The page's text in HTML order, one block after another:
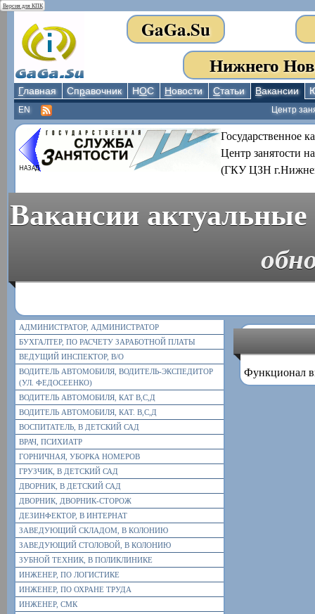
Версия для КПК
GaGa.Su
Нижнего
Главная Справочник НОС Новости Статьи Вакансии
Центр
EN
Государственное
Центр занятости
(ГКУ ЦЗН
Вакансии актуальные
АДМИНИСТРАТОР, АДМИНИСТРАТОР
БУХГАЛТЕР, ПО РАСЧЕТУ ЗАРАБОТНОЙ ПЛАТЫ
ВЕДУЩИЙ ИНСПЕКТОР, В/О
ВОДИТЕЛЬ АВТОМОБИЛЯ, ВОДИТЕЛЬ-ЭКСПЕДИТОР
(УЛ. ФЕДОСЕЕНКО)
ВОДИТЕЛЬ АВТОМОБИЛЯ, КАТ В,С,Д
ВОДИТЕЛЬ АВТОМОБИЛЯ, КАТ. В,С,Д
ВОСПИТАТЕЛЬ, В ДЕТСКИЙ САД
ВРАЧ, ПСИХИАТР
ГОРНИЧНАЯ, УБОРКА НОМЕРОВ
ГРУЗЧИК, В ДЕТСКИЙ САД
ДВОРНИК, В ДЕТСКИЙ САД
ДВОРНИК, ДВОРНИК-СТОРОЖ
ДЕЗИНФЕКТОР, В ИНТЕРНАТ
ЗАВЕДУЮЩИЙ СКЛАДОМ, В КОЛОНИЮ
ЗАВЕДУЮЩИЙ СТОЛОВОЙ, В КОЛОНИЮ
ЗУБНОЙ ТЕХНИК, В ПОЛИКЛИНИКЕ
ИНЖЕНЕР, ПО ЛОГИСТИКЕ
ИНЖЕНЕР, ПО ОХРАНЕ ТРУДА
ИНЖЕНЕР, СМК
Функционал